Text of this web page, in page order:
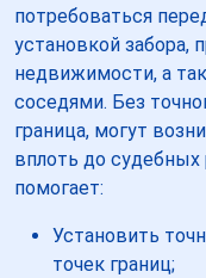
потребоваться
установкой забора,
недвижимости, а
соседями. Без
граница, могут
вплоть до судебных
помогает:
Установить
точек границ;